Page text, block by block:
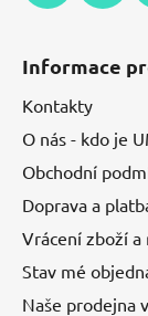
Informace
Kontakty
O nás - kdo je
Obchodní
Doprava a
Vrácení zboží a
Stav mé
Naše prodejna